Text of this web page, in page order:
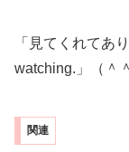
「見てくれてあ
watching.」（＾
関連